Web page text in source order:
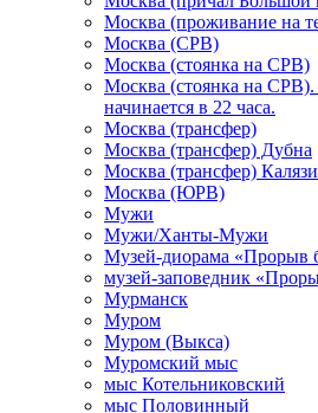
Москва (проживание на
Москва (СРВ)
Москва (стоянка на СРВ)
Москва (стоянка на СРВ).
начинается в 22 часа.
Москва (трансфер)
Москва (трансфер) Дубна
Москва (трансфер)
Москва (ЮРВ)
Мужи
Мужи/Ханты-Мужи
Музей-диорама «Прорыв
музей-заповедник
Мурманск
Муром
Муром (Выкса)
Муромский мыс
мыс Котельниковский
мыс Половинный